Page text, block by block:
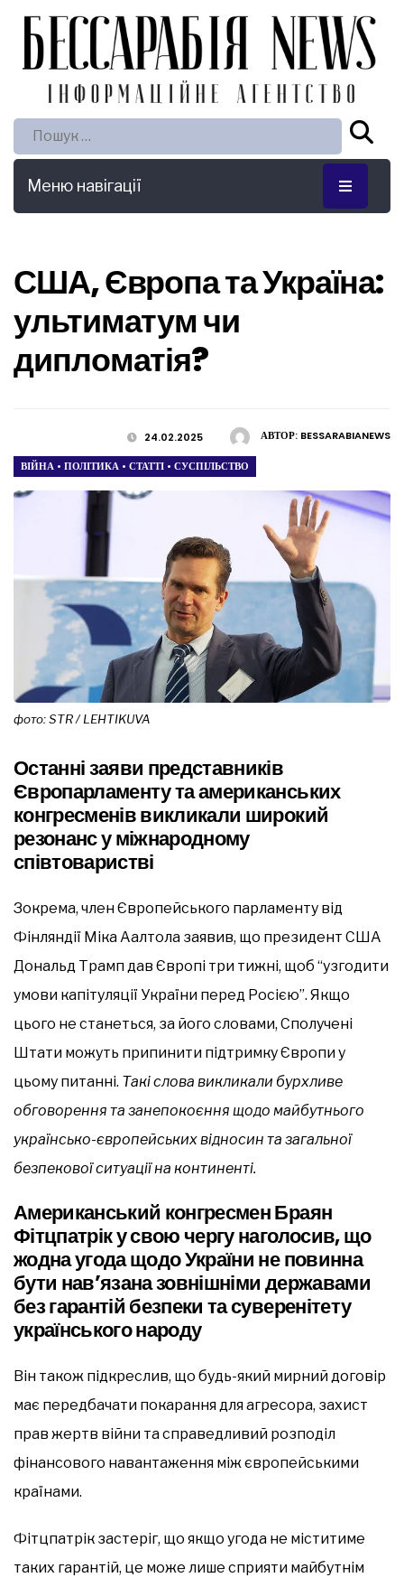
Пошук:
Меню навігації
США, Європа та Україна:
ультиматум чи
дипломатія?
АВТОР: BESSARABIANEWS
24.02.2025
ВІЙНА • ПОЛІТИКА • СТАТТІ • СУСПІЛЬСТВО
фото: STR / LEHTIKUVA
Останні заяви представників
Європарламенту та американських
конгресменів викликали широкий
резонанс у міжнародному
співтоваристві
Зокрема, член Європейського парламенту від
Фінляндії Міка Аалтола заявив, що президент США
Дональд Трамп дав Європі три тижні, щоб “узгодити
умови капітуляції України перед Росією”. Якщо
цього не станеться, за його словами, Сполучені
Штати можуть припинити підтримку Європи у
цьому питанні. Такі слова викликали бурхливе
обговорення та занепокоєння щодо майбутнього
українсько-європейських відносин та загальної
безпекової ситуації на континенті.
Американський конгресмен Браян
Фітцпатрік у свою чергу наголосив, що
жодна угода щодо України не повинна
бути нав’язана зовнішніми державами
без гарантій безпеки та суверенітету
українського народу
Він також підкреслив, що будь-який мирний договір
має передбачати покарання для агресора, захист
прав жертв війни та справедливий розподіл
фінансового навантаження між європейськими
країнами.
Фітцпатрік застеріг, що якщо угода не міститиме
таких гарантій, це може лише сприяти майбутнім